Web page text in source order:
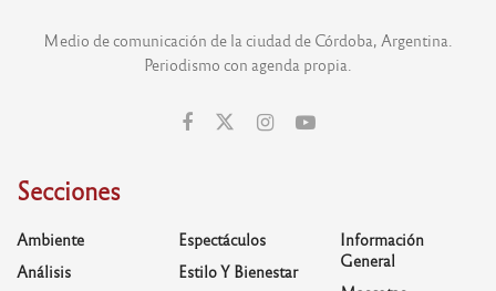
Medio de comunicación de la ciudad de Córdoba, Argentina.
Periodismo con agenda propia.
Secciones
Ambiente
Análisis
Espectáculos
Estilo Y Bienestar
Información
General